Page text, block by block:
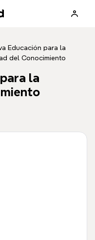
Educación para la
del Conocimiento
la